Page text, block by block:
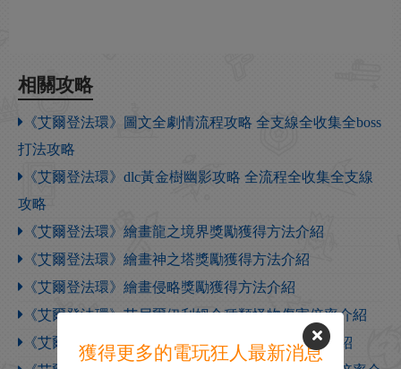
相關攻略
《艾爾登法環》圖文全劇情流程攻略 全支線全收集全boss
打法攻略
《艾爾登法環》dlc黃金樹幽影攻略 全流程全收集全支線
攻略
《艾爾登法環》繪畫龍之境界獎勵獲得方法介紹
《艾爾登法環》繪畫神之塔獎勵獲得方法介紹
《艾爾登法環》繪畫侵略獎勵獲得方法介紹
《艾爾登法環》艾尼爾伊利姆全種類怪物傷害倍率介紹
《艾爾登法環》勞弗古遺跡全種類怪物傷害倍率介紹
獲得更多的電玩狂人最新消息